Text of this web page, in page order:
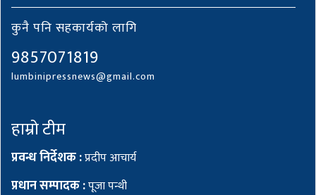
कुनै पनि सहकार्यको लागि
9857071819
lumbinipressnews@gmail.com
हाम्रो टीम
प्रवन्ध निर्देशक :प्रदीप आचार्य
प्रधान सम्पादक :पूजा पन्थी